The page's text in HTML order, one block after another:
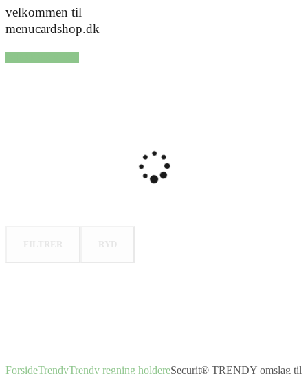
velkommen til
menucardshop.dk
ForsideTrendyTrendy regning holdereSecurit® TRENDY omslag til